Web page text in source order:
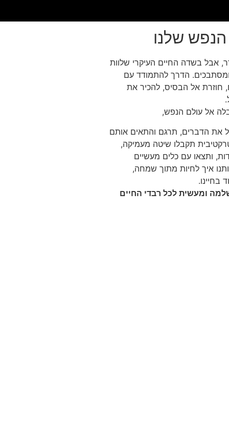
הנפש שלנו
אבל בשדה החיים העיקרי שלוות
ומסתבכים. הדרך להתמודד עם
חוזרת אל הבסיס, להכיר את
אל עולם הנפש,
את הדברים, תרגם והתאים אותם
תקבלו שיטה מעמיקה,
ותצאו עם כלים מעשיים
איך לחיות מתוך שמחה,
בחיינו.
ומעשית לכל רבדי החיים